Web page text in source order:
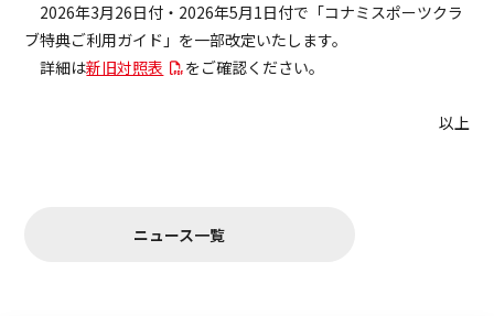
2026年3月26日付・2026年5月1日付で「コナミスポーツクラ
ブ特典ご利用ガイド」を一部改定いたします。
詳細は新旧対照表 をご確認ください。
以上
ニュース一覧